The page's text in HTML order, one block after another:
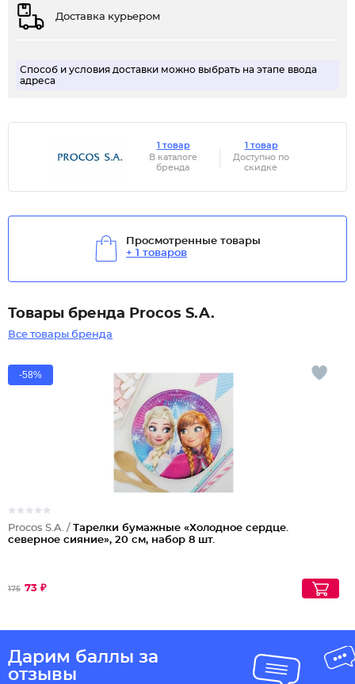
Доставка курьером
Способ и условия доставки можно выбрать на этапе ввода
адреса
1 товар
В каталоге
бренда
1 товар
Доступно по
скидке
Просмотренные товары
+ 1 товаров
Товары бренда Procos S.A.
Все товары бренда
-58%
Procos S.A. / Тарелки бумажные «Холодное сердце.
северное сияние», 20 см, набор 8 шт.
175 73 ₽
Дарим баллы за
отзывы